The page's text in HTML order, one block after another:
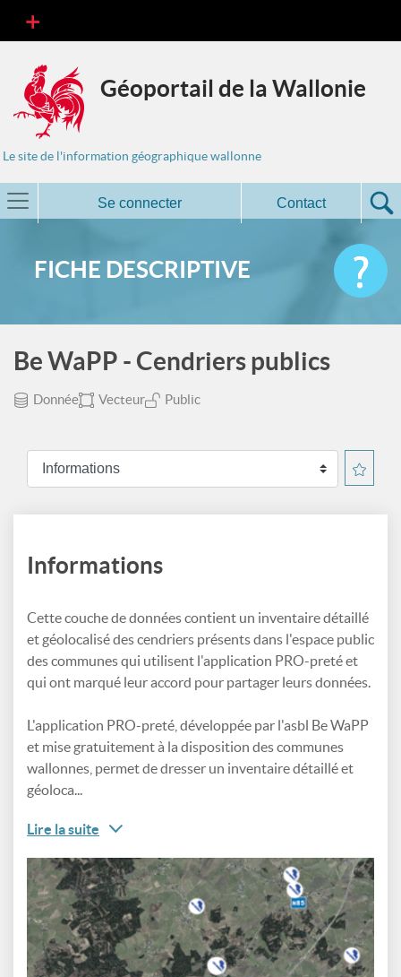
Géoportail de la Wallonie
Le site de l'information géographique wallonne
Se connecter Contact
FICHE DESCRIPTIVE
Be WaPP - Cendriers publics
Donnée Vecteur Public
Informations
Cette couche de données contient un inventaire détaillé
et géolocalisé des cendriers présents dans l'espace public
des communes qui utilisent l'application PRO-preté et
qui ont marqué leur accord pour partager leurs données.
L'application PRO-preté, développée par l'asbl Be WaPP
et mise gratuitement à la disposition des communes
wallonnes, permet de dresser un inventaire détaillé et
géoloca...
Lire la suite